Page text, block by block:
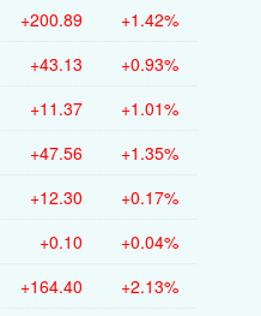
+200.89 +1.42%
+43.13 +0.93%
+11.37 +1.01%
+47.56 +1.35%
+12.30 +0.17%
+0.10 +0.04%
+164.40 +2.13%